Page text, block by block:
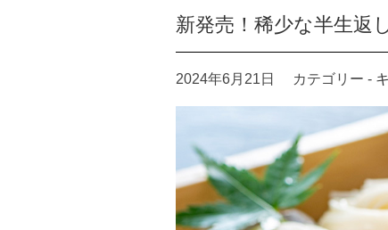
新発売！稀少な半生返
2024年6月21日 カテゴリー -